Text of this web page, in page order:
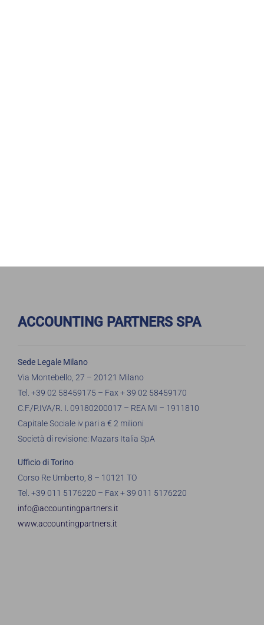
ACCOUNTING PARTNERS SPA
Sede Legale Milano
Via Montebello, 27 – 20121 Milano
Tel. +39 02 58459175 – Fax + 39 02 58459170
C.F./P.IVA/R. I. 09180200017 – REA MI – 1911810
Capitale Sociale iv pari a € 2 milioni
Società di revisione: Mazars Italia SpA
Ufficio di Torino
Corso Re Umberto, 8 – 10121 TO
Tel. +39 011 5176220 – Fax + 39 011 5176220
info@accountingpartners.it
www.accountingpartners.it